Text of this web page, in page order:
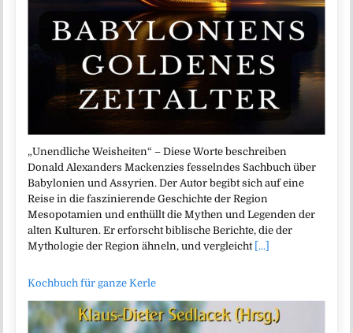
„Unendliche Weisheiten“ – Diese Worte beschreiben
Donald Alexanders Mackenzies fesselndes Sachbuch über
Babylonien und Assyrien. Der Autor begibt sich auf eine
Reise in die faszinierende Geschichte der Region
Mesopotamien und enthüllt die Mythen und Legenden der
alten Kulturen. Er erforscht biblische Berichte, die der
Mythologie der Region ähneln, und vergleicht [...]
Kochbuch für ganze Kerle